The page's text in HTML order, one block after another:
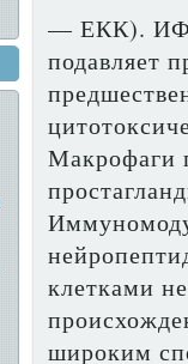
— ЕКК). ИФ-
подавляет
Макрофа­ги
клетками
широким